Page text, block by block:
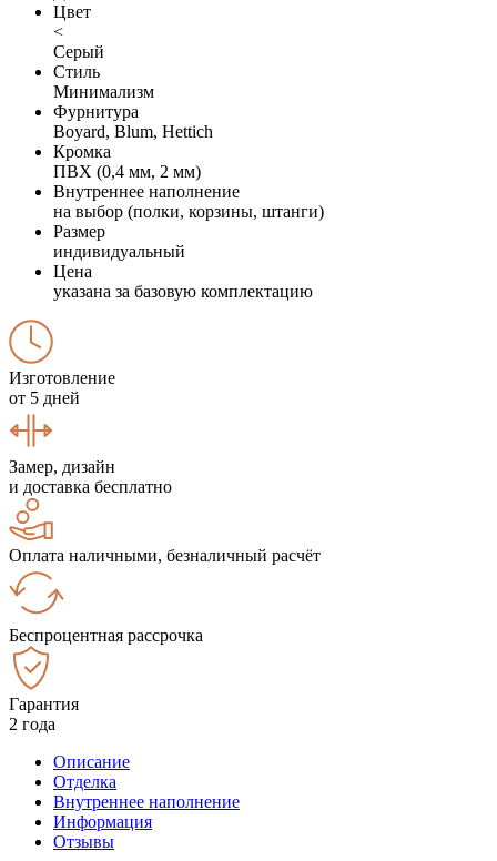
Цвет
<
Серый
Стиль
Минимализм
Фурнитура
Boyard, Blum, Hettich
Кромка
ПВХ (0,4 мм, 2 мм)
Внутреннее наполнение
на выбор (полки, корзины, штанги)
Размер
индивидуальный
Цена
указана за базовую комплектацию
Изготовление
от 5 дней
Замер, дизайн
и доставка бесплатно
Оплата наличными, безналичный расчёт
Беспроцентная рассрочка
Гарантия
2 года
Описание
Отделка
Внутреннее наполнение
Информация
Отзывы